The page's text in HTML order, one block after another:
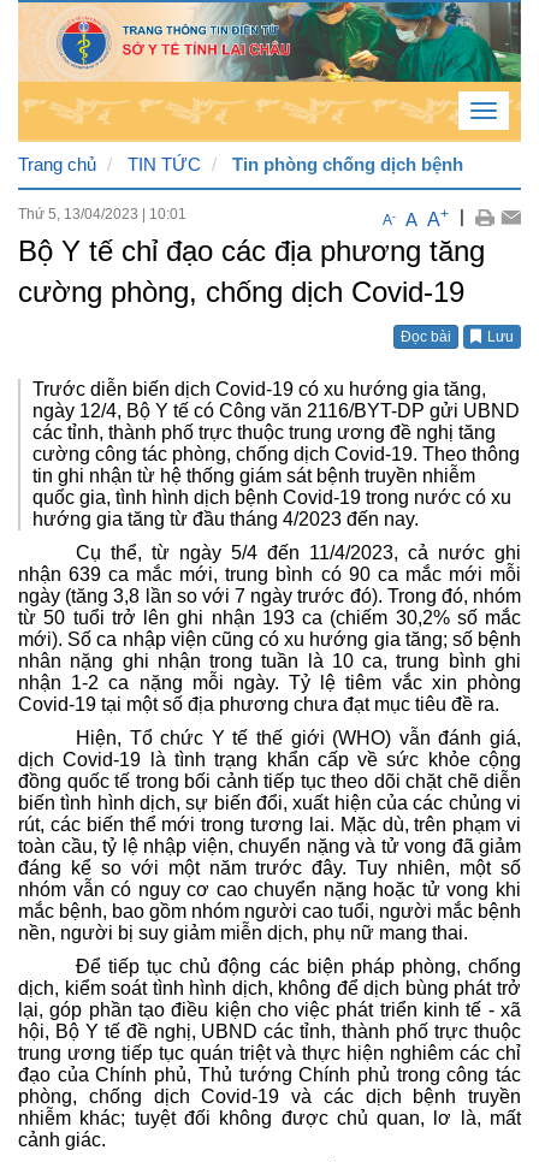
Nhật
, 9 /
3 : 21
: 36
AM
Toggle
Trang chủ
TIN TỨC Tin phòng chống dịch bệnh
Thứ 5, 13/04/2023 10:01 A- A A+ |
Bộ Y tế chỉ đạo các địa phương tăng
cường phòng, chống dịch Covid-19
Đọc bài Lưu
Trước diễn biến dịch Covid-19 có xu hướng gia tăng,
ngày 12/4, Bộ Y tế có Công văn 2116/BYT-DP gửi UBND
các tỉnh, thành phố trực thuộc trung ương đề nghị tăng
cường công tác phòng, chống dịch Covid-19. Theo thông
tin ghi nhận từ hệ thống giám sát bệnh truyền nhiễm
quốc gia, tình hình dịch bệnh Covid-19 trong nước có xu
hướng gia tăng từ đầu tháng 4/2023 đến nay.
Cụ thể, từ ngày 5/4 đến 11/4/2023, cả nước ghi
nhận 639 ca mắc mới, trung bình có 90 ca mắc mới mỗi
ngày (tăng 3,8 lần so với 7 ngày trước đó). Trong đó, nhóm
từ 50 tuổi trở lên ghi nhận 193 ca (chiếm 30,2% số mắc
mới). Số ca nhập viện cũng có xu hướng gia tăng; số bệnh
nhân nặng ghi nhận trong tuần là 10 ca, trung bình ghi
nhận 1-2 ca nặng mỗi ngày. Tỷ lệ tiêm vắc xin phòng
Covid-19 tại một số địa phương chưa đạt mục tiêu đề ra.
Hiện, Tổ chức Y tế thế giới (WHO) vẫn đánh giá,
dịch Covid-19 là tình trạng khẩn cấp về sức khỏe cộng
đồng quốc tế trong bối cảnh tiếp tục theo dõi chặt chẽ diễn
biến tình hình dịch, sự biến đổi, xuất hiện của các chủng vi
rút, các biến thể mới trong tương lai. Mặc dù, trên phạm vi
toàn cầu, tỷ lệ nhập viện, chuyển nặng và tử vong đã giảm
đáng kể so với một năm trước đây. Tuy nhiên, một số
nhóm vẫn có nguy cơ cao chuyển nặng hoặc tử vong khi
mắc bệnh, bao gồm nhóm người cao tuổi, người mắc bệnh
nền, người bị suy giảm miễn dịch, phụ nữ mang thai.
Để tiếp tục chủ động các biện pháp phòng, chống
dịch, kiểm soát tình hình dịch, không để dịch bùng phát trở
lại, góp phần tạo điều kiện cho việc phát triển kinh tế - xã
hội, Bộ Y tế đề nghị, UBND các tỉnh, thành phố trực thuộc
trung ương tiếp tục quán triệt và thực hiện nghiêm các chỉ
đạo của Chính phủ, Thủ tướng Chính phủ trong công tác
phòng, chống dịch Covid-19 và các dịch bệnh truyền
nhiễm khác; tuyệt đối không được chủ quan, lơ là, mất
cảnh giác.